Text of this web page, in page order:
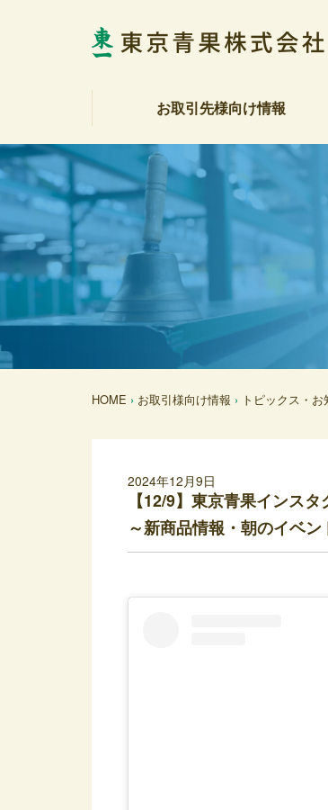
お取引先様向け情報
相場表・入荷数量報告書
野菜・果実展望
トピックス・お知らせ
商品紹介
注文受注室
販促カレンダー
産地カレンダー
公表資料（受託契約約款等）
HOME › お取引様向け情報 › トピックス・お
2024年12月9日
【12/9】東京青果インス
～新商品情報・朝のイベ